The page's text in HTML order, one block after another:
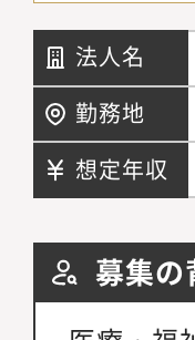
法人名
勤務地
想定年収
募集の